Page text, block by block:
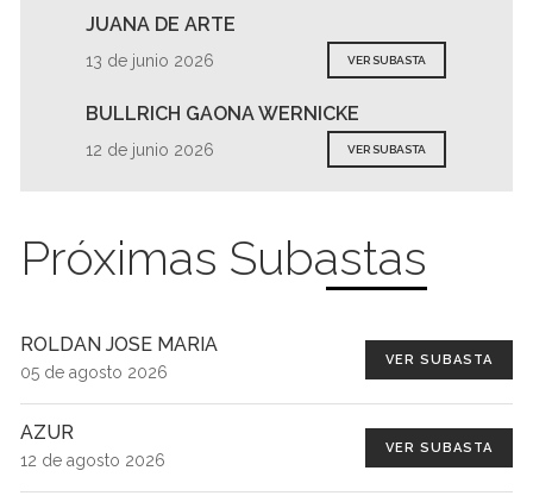
JUANA DE ARTE
13 de junio 2026 VER SUBASTA
BULLRICH GAONA WERNICKE
12 de junio 2026 VER SUBASTA
Próximas Subastas
ROLDAN JOSE MARIA
05 de agosto 2026
VER SUBASTA
AZUR
12 de agosto 2026
VER SUBASTA